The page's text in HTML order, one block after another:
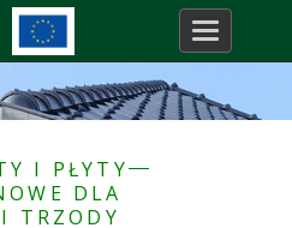
Menu
I PŁYTY
DLA
TRZODY